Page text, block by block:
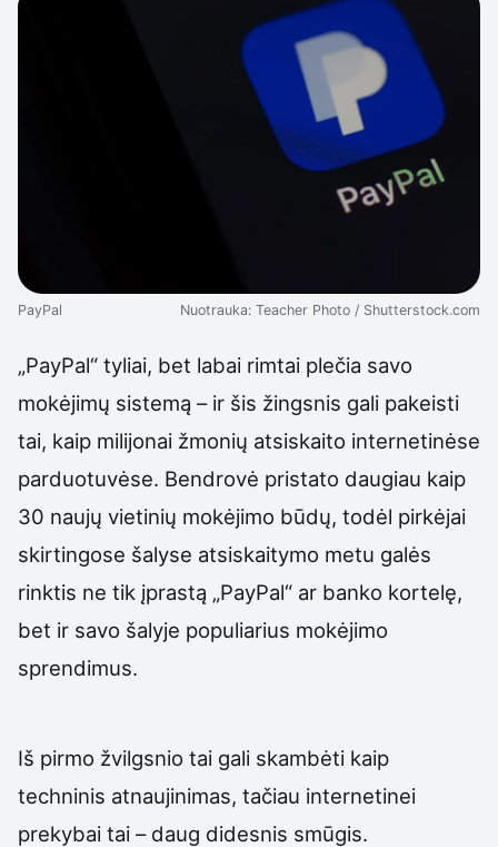
PayPal Nuotrauka: Teacher Photo / Shutterstock.com
„PayPal“ tyliai, bet labai rimtai plečia savo
mokėjimų sistemą – ir šis žingsnis gali pakeisti
tai, kaip milijonai žmonių atsiskaito internetinėse
parduotuvėse. Bendrovė pristato daugiau kaip
30 naujų vietinių mokėjimo būdų, todėl pirkėjai
skirtingose šalyse atsiskaitymo metu galės
rinktis ne tik įprastą „PayPal“ ar banko kortelę,
bet ir savo šalyje populiarius mokėjimo
sprendimus.
Iš pirmo žvilgsnio tai gali skambėti kaip
techninis atnaujinimas, tačiau internetinei
prekybai tai – daug didesnis smūgis.